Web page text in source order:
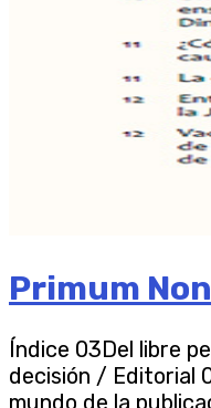
Primum
Índice 03Del libre
decisión / Editorial
mundo de la